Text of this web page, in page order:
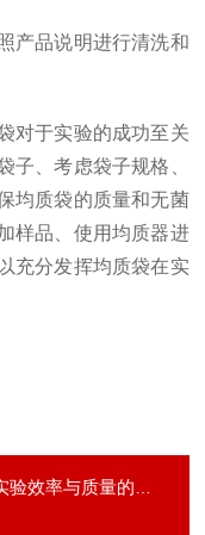
品说明进行清洗和
于实验的成功至关
子、考虑袋子规格、
均质袋的质量和无菌
样品、使用均质器进
充分发挥均质袋在实
率与质量的新选择